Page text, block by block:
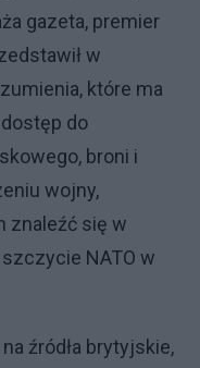
gazeta, premier
w
które ma
do
broni i
wojny,
znaleźć się w
NATO w
źródła brytyjskie,